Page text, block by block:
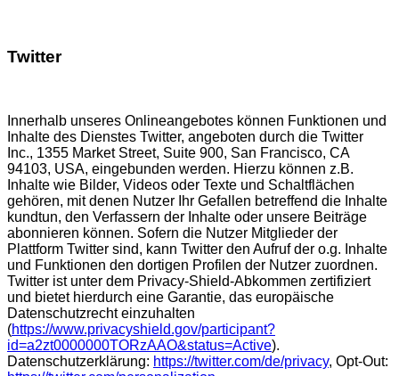
Twitter
Innerhalb unseres Onlineangebotes können Funktionen und
Inhalte des Dienstes Twitter, angeboten durch die Twitter
Inc., 1355 Market Street, Suite 900, San Francisco, CA
94103, USA, eingebunden werden. Hierzu können z.B.
Inhalte wie Bilder, Videos oder Texte und Schaltflächen
gehören, mit denen Nutzer Ihr Gefallen betreffend die Inhalte
kundtun, den Verfassern der Inhalte oder unsere Beiträge
abonnieren können. Sofern die Nutzer Mitglieder der
Plattform Twitter sind, kann Twitter den Aufruf der o.g. Inhalte
und Funktionen den dortigen Profilen der Nutzer zuordnen.
Twitter ist unter dem Privacy-Shield-Abkommen zertifiziert
und bietet hierdurch eine Garantie, das europäische
Datenschutzrecht einzuhalten
(https://www.privacyshield.gov/participant?
id=a2zt0000000TORzAAO&status=Active).
Datenschutzerklärung: https://twitter.com/de/privacy, Opt-Out: